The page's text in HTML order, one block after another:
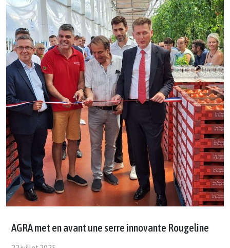
AGRA met en avant une serre innovante Rougeline